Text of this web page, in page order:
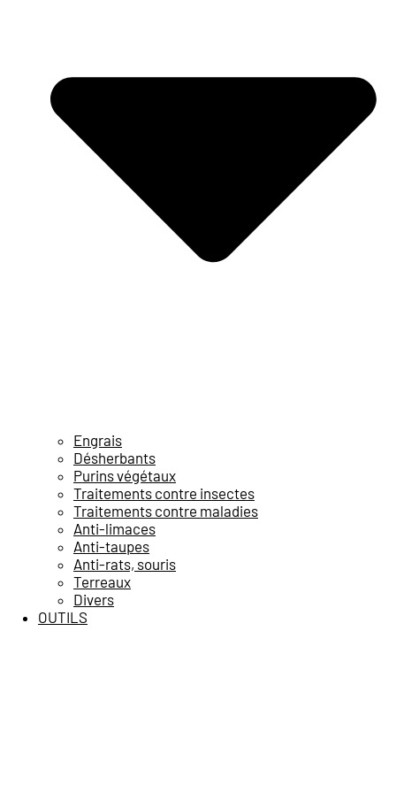
Engrais
Désherbants
Purins végétaux
Traitements contre insectes
Traitements contre maladies
Anti-limaces
Anti-taupes
Anti-rats, souris
Terreaux
Divers
OUTILS